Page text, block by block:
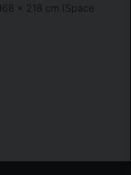
x 218 cm (Space